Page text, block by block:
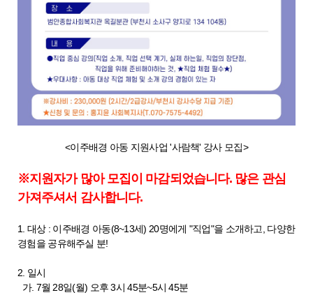
<이주배경 아동 지원사업 '사람책' 강사 모집>
※지원자가 많아 모집이 마감되었습니다. 많은 관심
가져주셔서 감사합니다.
1. 대상 : 이주배경 아동(8~13세) 20명에게 "직업"을 소개하고, 다양한
경험을 공유해주실 분!
2. 일시
가. 7월 28일(월) 오후 3시 45분~5시 45분